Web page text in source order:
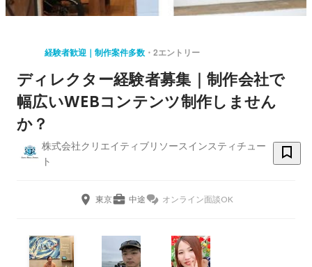
経験者歓迎｜制作案件多数 2エントリー
ディレクター経験者募集｜制作会社で
幅広いWEBコンテンツ制作しません
か？
株式会社クリエイティブリソースインスティチュー
ト
東京 中途 オンライン面談OK